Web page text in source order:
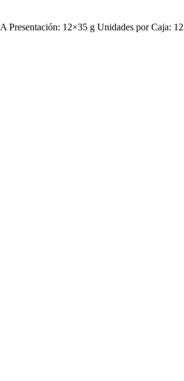
12×35 g Unidades por Caja: 12